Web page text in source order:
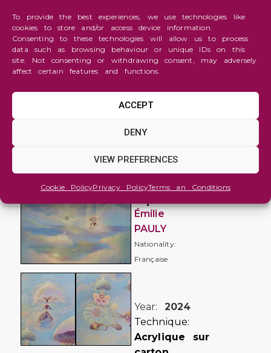
To provide the best experiences, we use technologies like
cookies to store and/or access device information.
Consenting to these technologies will allow us to process
data such as browsing behaviour or unique IDs on this
site. Not consenting or withdrawing consent, may adversely
affect certain features and functions.
ACCEPT
DENY
VIEW PREFERENCES
Cookie PolicyPrivacy PolicyTerms an Conditions
Fantasy
Imaginative
Royaume
Émilie
PAULY
Nationality:
Française
Year: 2024
Technique:
Acrylique sur